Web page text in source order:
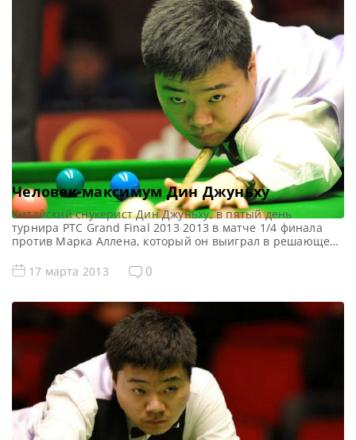
менеджер, он привнёс в игру Селби хорошую
организацию, позитивное отношение к […]
Человек-максимум Дин Джуньху
Китайский снукерист Дин Джуньху, в пятый день
турнира PTC Grand Final 2013 2013 в матче 1/4 финала
против Марка Аллена, который он выиграл в решающем
сделал максимальный брейк 147 очков. Этот
максимальный брейк стал 5 в карьере Дина, первым в
17 марта 2013 0